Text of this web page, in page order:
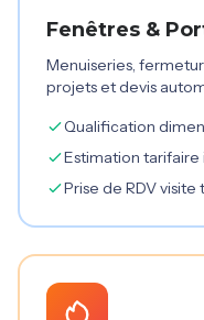
Fenêtres &
Menuiseries,
projets et devis
Qualification
Estimation tarifaire
Prise de RDV